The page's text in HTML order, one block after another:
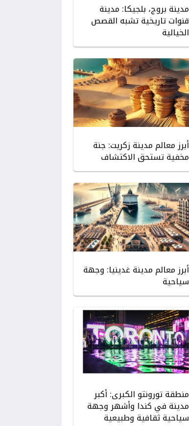
مدينة بروج، بلجيكا: مدينة
قنوات تاريخية تشبه القصص
الخيالية
أبرز معالم مدينة زكريت: جنة
مخفية تستحق الاكتشاف
أبرز معالم مدينة غدينيا: وجهة
سياحية
منطقة تورونتو الكبرى: أكبر
مدينة في كندا وأشهر وجهة
سياحية ثقافية وطبيعية